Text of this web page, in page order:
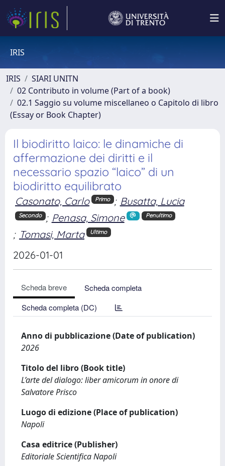
IRIS
IRIS
SIARI UNITN
02 Contributo in volume (Part of a book)
02.1 Saggio su volume miscellaneo o Capitolo di libro
(Essay or Book Chapter)
Il biodiritto laico: le dinamiche di
affermazione dei diritti e il
necessario spazio “laico” di un
biodiritto equilibrato
Casonato, Carlo Primo ; Busatta, Lucia
Secondo ; Penasa, Simone Penultimo
; Tomasi, Marta Ultimo
2026-01-01
Scheda breve
Scheda completa
Scheda completa (DC)
Anno di pubblicazione (Date of publication)
2026
Titolo del libro (Book title)
L’arte del dialogo: liber amicorum in onore di
Salvatore Prisco
Luogo di edizione (Place of publication)
Napoli
Casa editrice (Publisher)
Editoriale Scientifica Napoli